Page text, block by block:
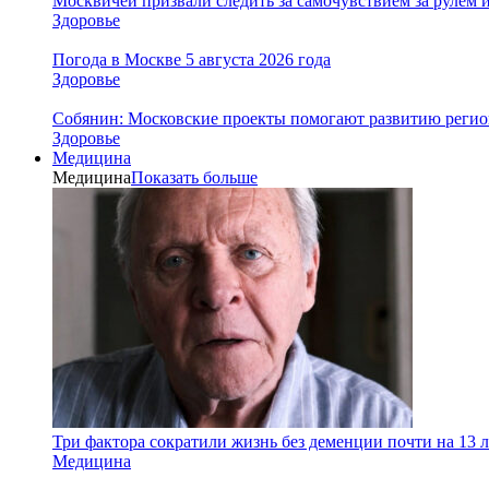
Здоровье
Погода в Москве 5 августа 2026 года
Здоровье
Собянин: Московские проекты помогают развитию
Здоровье
Медицина
МедицинаПоказать больше
Три фактора сократили жизнь без деменции почти на 13
Медицина